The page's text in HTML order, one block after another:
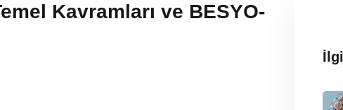
Kavramları ve BESYO-